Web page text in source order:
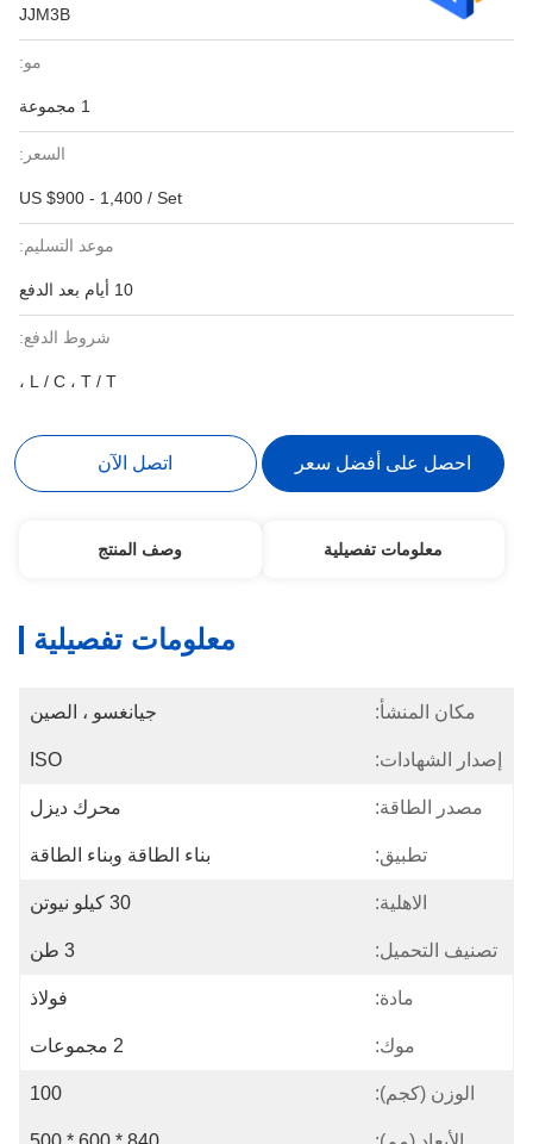
JJM3B
مو:
السعر:
US $900 - 1,400 / Set
موعد التسليم:
10 أيام بعد الدفع
شروط الدفع:
L / C ، T / T ،
احصل على أفضل سعر اتصل الآن
معلومات تفصيلية وصف المنتج
معلومات تفصيلية
مكان المنشأ: جيانغسو ، الصين
إصدار الشهادات: ISO
مصدر الطاقة: محرك ديزل
تطبيق: بناء الطاقة وبناء الطاقة
الاهلية: 30 كيلو نيوتن
تصنيف التحميل: 3 طن
مادة: فولاذ
موك: 2 مجموعات
الوزن (كجم): 100